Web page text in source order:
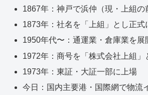
1867年：神戸で浜仲（現・上組の
1873年：社名を「上組」とし正式
1950年代〜：通運業・倉庫業を展
1972年：商号を「株式会社上組」
1973年：東証・大証一部に上場
今日：国内主要港・国際網で物流